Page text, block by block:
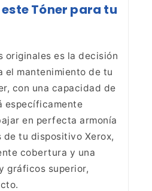
este Tóner para tu
originales es la decisión
el mantenimiento de tu
con una capacidad de
específicamente
en perfecta armonía
de tu dispositivo Xerox,
cobertura y una
gráficos superior,